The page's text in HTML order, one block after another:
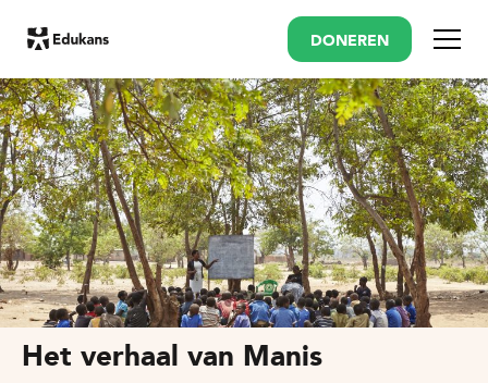
DONEREN Menu
Het verhaal van Manis